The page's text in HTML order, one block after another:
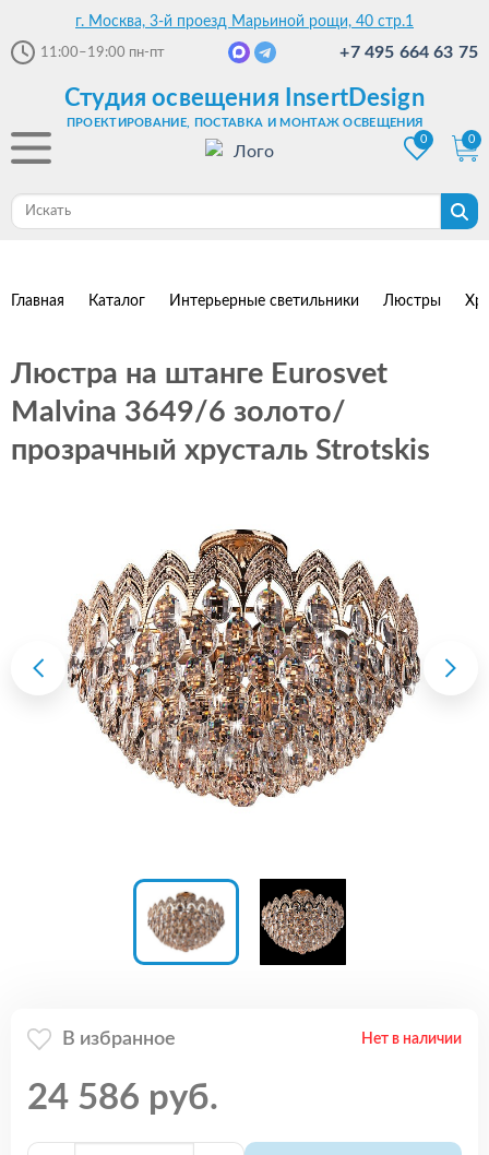
г. Москва, 3-й проезд Марьиной рощи, 40 стр.1
11:00–19:00 пн-пт +7 495 664 63 75
Студия освещения InsertDesign
ПРОЕКТИРОВАНИЕ, ПОСТАВКА И МОНТАЖ ОСВЕЩЕНИЯ
0
0
Главная Каталог Интерьерные светильники Люстры
Люстра на штанге Eurosvet
Malvina 3649/6 золото/
прозрачный хрусталь Strotskis
В избранное Нет в наличии
24 586 руб.